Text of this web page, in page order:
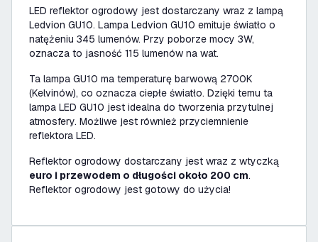
LED reflektor ogrodowy jest dostarczany wraz z lampą
Ledvion GU10. Lampa Ledvion GU10 emituje światło o
natężeniu 345 lumenów. Przy poborze mocy 3W,
oznacza to jasność 115 lumenów na wat.
Ta lampa GU10 ma temperaturę barwową 2700K
(Kelvinów), co oznacza ciepłe światło. Dzięki temu ta
lampa LED GU10 jest idealna do tworzenia przytulnej
atmosfery. Możliwe jest również przyciemnienie
reflektora LED.
Reflektor ogrodowy dostarczany jest wraz z wtyczką
euro i przewodem o długości około 200 cm.
Reflektor ogrodowy jest gotowy do użycia!